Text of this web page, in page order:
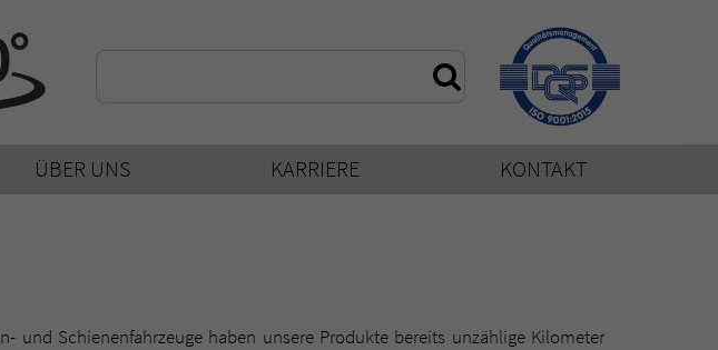
ÜBER UNS KARRIERE KONTAKT
und Schienenfahrzeuge haben unsere Produkte bereits unzählige Kilometer